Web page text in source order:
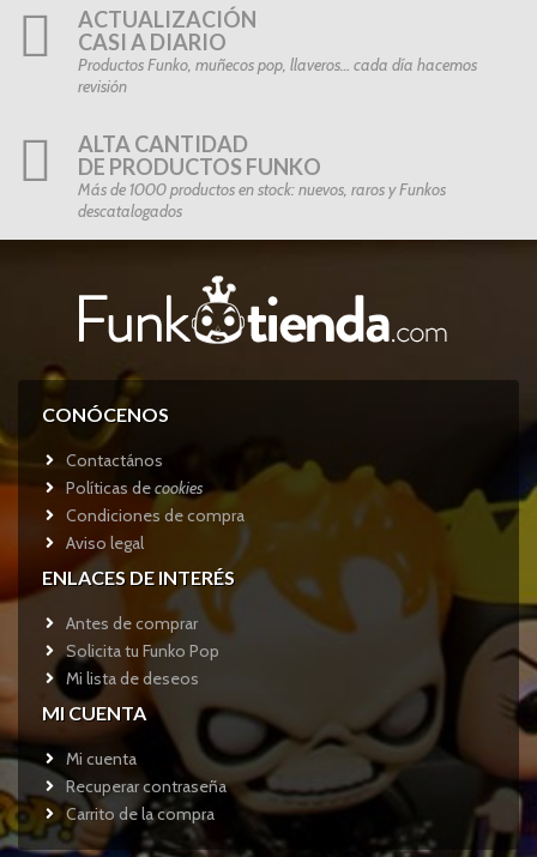
ACTUALIZACIÓN
CASI A DIARIO
Productos Funko, muñecos pop, llaveros… cada día hacemos
revisión
ALTA CANTIDAD
DE PRODUCTOS FUNKO
Más de 1000 productos en stock: nuevos, raros y Funkos
descatalogados
CONÓCENOS
Contactános
Políticas decookies
Condiciones de compra
Aviso legal
ENLACES DE INTERÉS
Antes de comprar
Solicita tu Funko Pop
Mi lista de deseos
MI CUENTA
Mi cuenta
Recuperar contraseña
Carrito de la compra